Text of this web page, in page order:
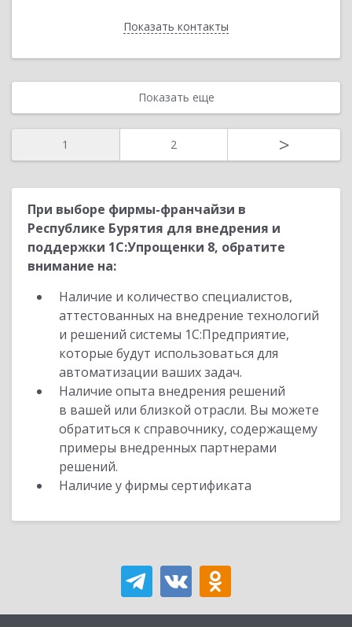
Показать контакты
Назад
Показать еще
1 2 >
При выборе фирмы-франчайзи в
Республике Бурятия для внедрения и
поддержки 1С:Упрощенки 8, обратите
внимание на:
Наличие и количество специалистов,
аттестованных на внедрение технологий
и решений системы 1С:Предприятие,
которые будут использоваться для
автоматизации ваших задач.
Наличие опыта внедрения решений
в вашей или близкой отрасли. Вы можете
обратиться к справочнику, содержащему
примеры внедренных партнерами
решений.
Наличие у фирмы сертификата